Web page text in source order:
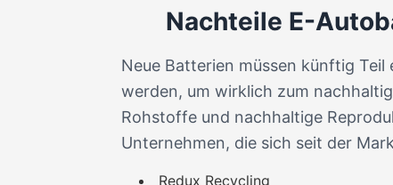
Nachteile E-
Neue Batterien müssen künftig
werden, um wirklich zum
Rohstoffe und nachhaltige
Unternehmen, die sich seit der
Redux Recycling